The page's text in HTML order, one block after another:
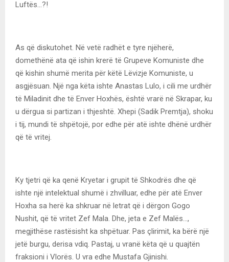
Luftës…?!
As që diskutohet. Në vetë radhët e tyre njëherë,
domethënë ata që ishin krerë të Grupeve Komuniste dhe
që kishin shumë merita për këtë Lëvizje Komuniste, u
asgjësuan. Një nga këta ishte Anastas Lulo, i cili me urdhër
të Miladinit dhe të Enver Hoxhës, është vrarë në Skrapar, ku
u dërgua si partizan i thjeshtë. Xhepi (Sadik Premtja), shoku
i tij, mundi të shpëtojë, por edhe për atë ishte dhënë urdhër
që të vritej.
Ky tjetri që ka qenë Kryetar i grupit të Shkodrës dhe që
ishte një intelektual shumë i zhvilluar, edhe për atë Enver
Hoxha sa herë ka shkruar në letrat që i dërgon Gogo
Nushit, që të vritet Zef Mala. Dhe, jeta e Zef Malës…,
megjithëse rastësisht ka shpëtuar. Pas çlirimit, ka bërë një
jetë burgu, derisa vdiq. Pastaj, u vranë këta që u quajtën
fraksioni i Vlorës. U vra edhe Mustafa Gjinishi.